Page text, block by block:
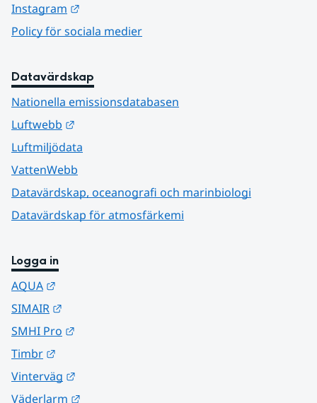
Instagram
Policy för sociala medier
Datavärdskap
Nationella emissionsdatabasen
Luftwebb
Luftmiljödata
VattenWebb
Datavärdskap, oceanografi och marinbiologi
Datavärdskap för atmosfärkemi
Logga in
AQUA
SIMAIR
SMHI Pro
Timbr
Vinterväg
Väderlarm